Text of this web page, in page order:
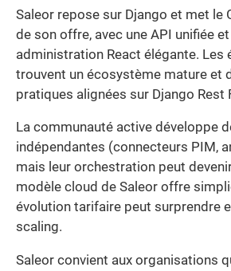
Saleor repose sur Django et met le
de son offre, avec une API unifiée
administration React élégante. Les
trouvent un écosystème mature et
pratiques alignées sur Django Rest
La communauté active développe
indépendantes (connecteurs PIM,
mais leur orchestration peut
modèle cloud de Saleor offre
évolution tarifaire peut surprendre
scaling.
Saleor convient aux organisations